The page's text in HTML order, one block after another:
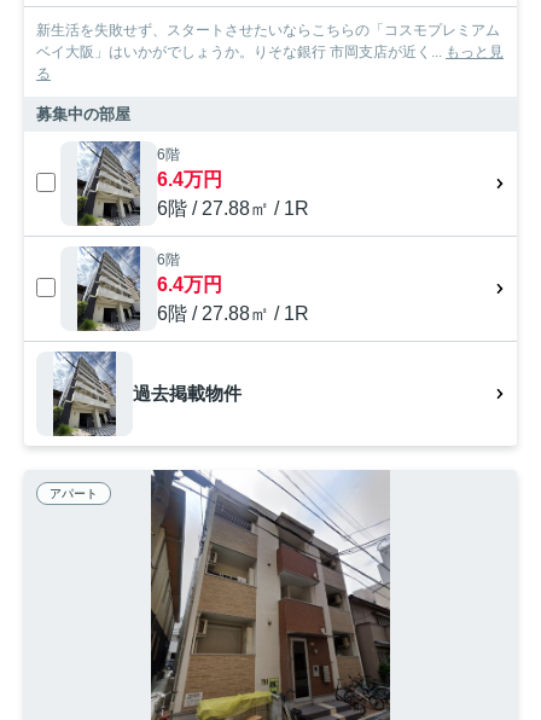
新生活を失敗せず、スタートさせたいならこちらの「コスモプレミアム
ベイ大阪」はいかがでしょうか。りそな銀行 市岡支店が近く... もっと見
る
募集中の部屋
6階
6.4万円
6階 / 27.88㎡ / 1R
6階
6.4万円
6階 / 27.88㎡ / 1R
過去掲載物件
アパート